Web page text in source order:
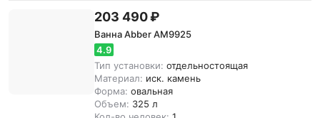
203 490 ₽
Ванна Abber AM9925
4.9
Тип установки: отдельностоящая
Материал: иск. камень
Форма: овальная
Объем: 325 л